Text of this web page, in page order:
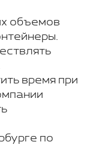
объемов
время при
по